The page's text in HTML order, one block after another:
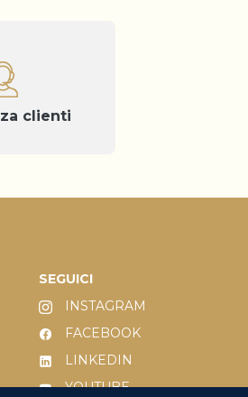
clienti
SEGUICI
INSTAGRAM
FACEBOOK
LINKEDIN
YOUTUBE